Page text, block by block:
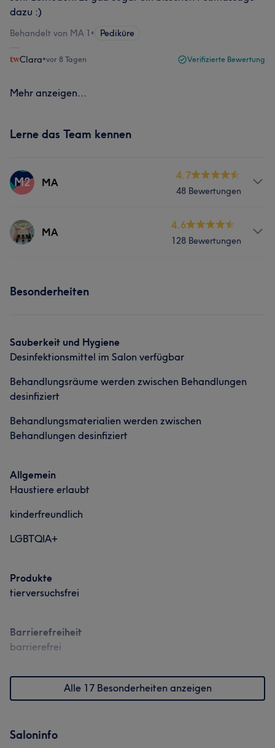
dazu :)
Behandelt von MA 1 • Pediküre
Clara•vor 8 Tagen Verifizierte Bewertung
Mehr anzeigen...
Lerne das Team kennen
M2 MA
4.7
48 Bewertungen
Services
MA
4.6
128 Bewertungen
Portfolio
Besonderheiten
Sauberkeit und Hygiene
Desinfektionsmittel im Salon verfügbar
Behandlungsräume werden zwischen Behandlungen
desinfiziert
Behandlungsmaterialien werden zwischen
Behandlungen desinfiziert
Allgemein
Haustiere erlaubt
kinderfreundlich
LGBTQIA+
Produkte
tierversuchsfrei
Barrierefreiheit
barrierefrei
Alle 17 Besonderheiten anzeigen
Saloninfo